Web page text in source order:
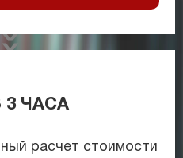
3 ЧАСА
расчет стоимости